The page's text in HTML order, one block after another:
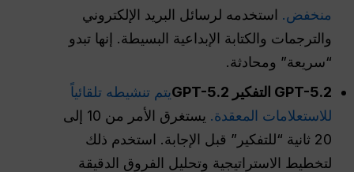
منخفض. استخدمه لرسائل البريد الإلكتروني
والترجمات والكتابة الإبداعية البسيطة. إنها تبدو
“سريعة” ومحادثة.
GPT-5.2 التفكير GPT-5.2
يتم تنشيطه تلقائياً
للاستعلامات المعقدة.
يستغرق الأمر من 10 إلى
20 ثانية “للتفكير” قبل الإجابة. استخدم ذلك
لتخطيط الاستراتيجية وتحليل الفروق الدقيقة